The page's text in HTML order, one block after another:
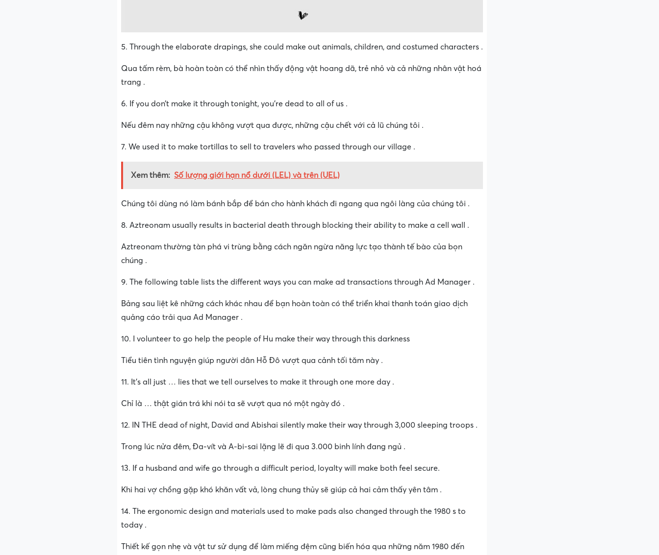
5. Through the elaborate drapings, she could make out animals, children, and costumed characters .
Qua tấm rèm, bà hoàn toàn có thể nhìn thấy động vật hoang dã, trẻ nhỏ và cả những nhân vật hoá
trang .
6. If you don’t make it through tonight, you’re dead to all of us .
Nếu đêm nay những cậu không vượt qua được, những cậu chết với cả lũ chúng tôi .
7. We used it to make tortillas to sell to travelers who passed through our village .
Xem thêm: Số lượng giới hạn nổ dưới (LEL) và trên (UEL)
Chúng tôi dùng nó làm bánh bắp để bán cho hành khách đi ngang qua ngôi làng của chúng tôi .
8. Aztreonam usually results in bacterial death through blocking their ability to make a cell wall .
Aztreonam thường tàn phá vi trùng bằng cách ngăn ngừa năng lực tạo thành tế bào của bọn
chúng .
9. The following table lists the different ways you can make ad transactions through Ad Manager .
Bảng sau liệt kê những cách khác nhau để bạn hoàn toàn có thể triển khai thanh toán giao dịch
quảng cáo trải qua Ad Manager .
10. I volunteer to go help the people of Hu make their way through this darkness
Tiểu tiên tình nguyện giúp người dân Hỗ Đô vượt qua cảnh tối tăm này .
11. It’s all just … lies that we tell ourselves to make it through one more day .
Chỉ là … thật gián trá khi nói ta sẽ vượt qua nó một ngày đó .
12. IN THE dead of night, David and Abishai silently make their way through 3,000 sleeping troops .
Trong lúc nửa đêm, Đa-vít và A-bi-sai lặng lẽ đi qua 3.000 binh lính đang ngủ .
13. If a husband and wife go through a difficult period, loyalty will make both feel secure.
Khi hai vợ chồng gặp khó khăn vất vả, lòng chung thủy sẽ giúp cả hai cảm thấy yên tâm .
14. The ergonomic design and materials used to make pads also changed through the 1980 s to
today .
Thiết kế gọn nhẹ và vật tư sử dụng để làm miếng đệm cũng biến hóa qua những năm 1980 đến